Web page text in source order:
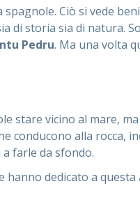
Ciò si vede
di storia sia di natura.
Pedru. Ma una volta
stare vicino al mare,
conducono alla rocca,
a farle da sfondo.
hanno dedicato a